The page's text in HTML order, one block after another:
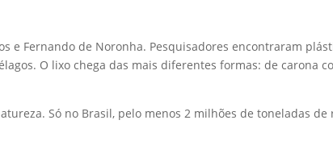
e Fernando de Noronha. Pesquisadores encontraram
O lixo chega das mais diferentes formas: de carona
Só no Brasil, pelo menos 2 milhões de toneladas